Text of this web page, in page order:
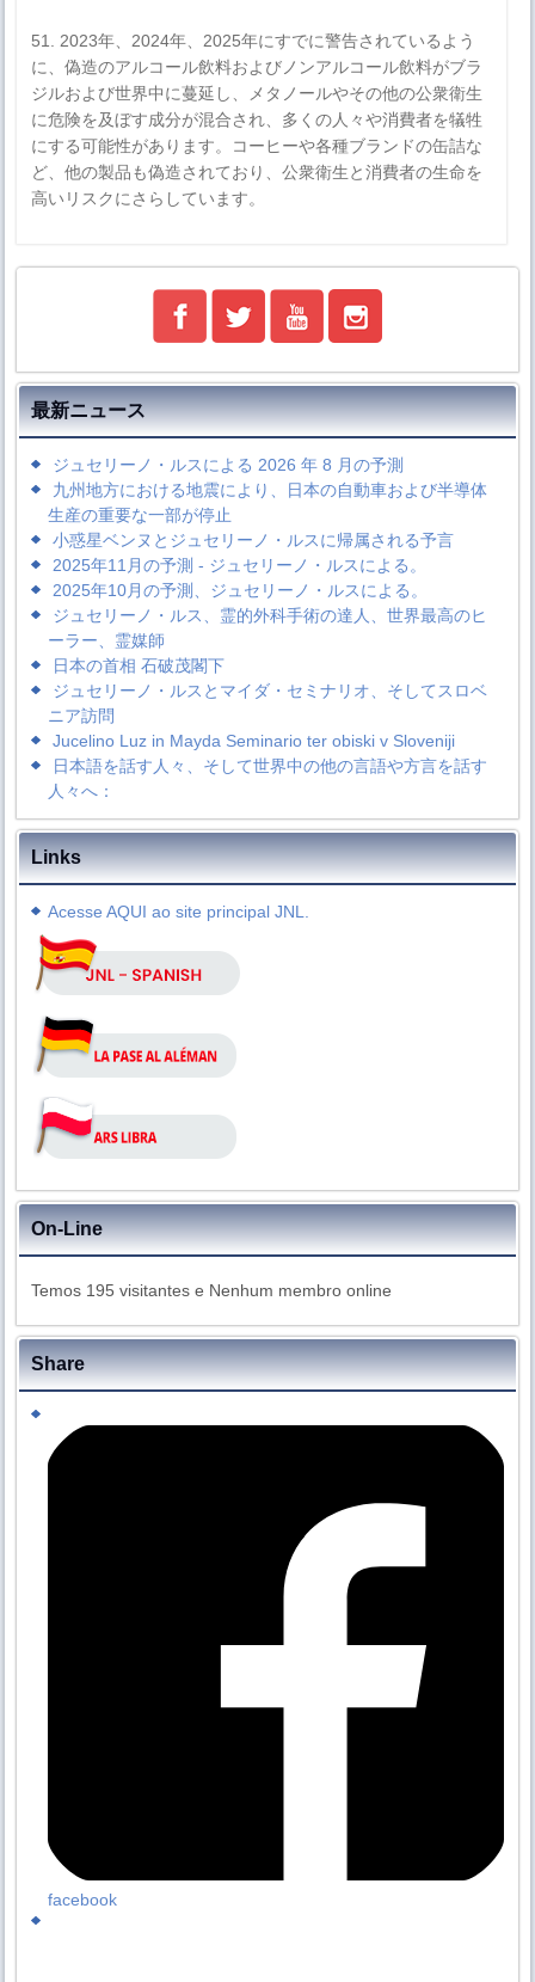
51. 2023年、2024年、2025年にすでに警告されているよう
に、偽造のアルコール飲料およびノンアルコール飲料がブラ
ジルおよび世界中に蔓延し、メタノールやその他の公衆衛生
に危険を及ぼす成分が混合され、多くの人々や消費者を犠牲
にする可能性があります。コーヒーや各種ブランドの缶詰な
ど、他の製品も偽造されており、公衆衛生と消費者の生命を
高いリスクにさらしています。
最新ニュース
ジュセリーノ・ルスによる 2026 年 8 月の予測
九州地方における地震により、日本の自動車および半導体
生産の重要な一部が停止
小惑星ベンヌとジュセリーノ・ルスに帰属される予言
2025年11月の予測 - ジュセリーノ・ルスによる。
2025年10月の予測、ジュセリーノ・ルスによる。
ジュセリーノ・ルス、霊的外科手術の達人、世界最高のヒ
ーラー、霊媒師
日本の首相 石破茂閣下
ジュセリーノ・ルスとマイダ・セミナリオ、そしてスロベ
ニア訪問
Jucelino Luz in Mayda Seminario ter obiski v Sloveniji
日本語を話す人々、そして世界中の他の言語や方言を話す
人々へ：
Links
Acesse AQUI ao site principal JNL.
On-Line
Temos 195 visitantes e Nenhum membro online
Share
facebook